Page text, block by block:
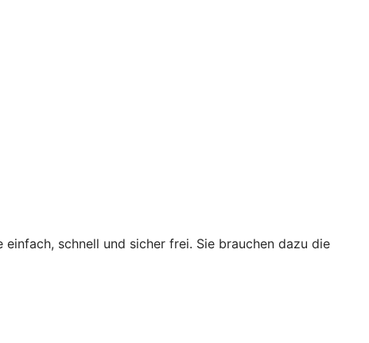
schnell und sicher frei. Sie brauchen dazu die